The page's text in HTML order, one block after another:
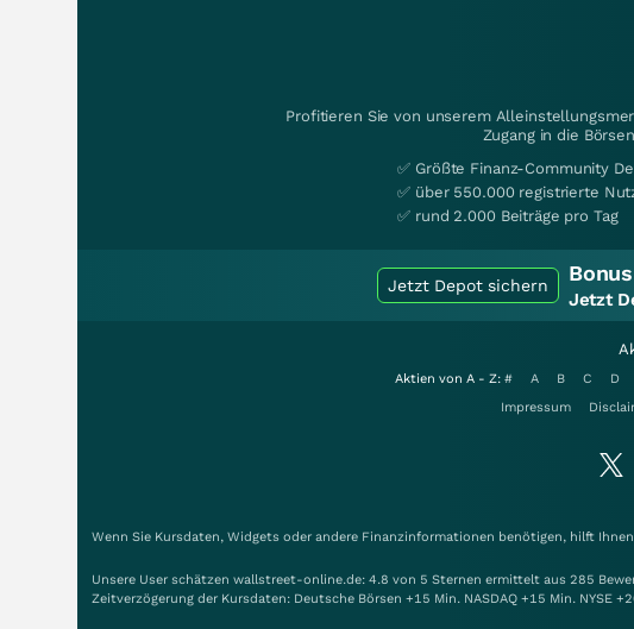
Profitieren Sie von unserem
Zugang in die
✅ Größte Finanz-Community
✅ über 550.000 registrierte
✅ rund 2.000 Beiträge pro Tag
Jetzt Depot sichern
Jetzt
Aktien von A - Z: # A B C D
Impressum
Wenn Sie Kursdaten, Widgets oder andere Finanzinformationen benötigen, hilft Ihnen
Unsere User schätzen wallstreet-online.de: 4.8 von 5 Sternen ermittelt aus 285
Zeitverzögerung der Kursdaten: Deutsche Börsen +15 Min. NASDAQ +15 Min. NYSE